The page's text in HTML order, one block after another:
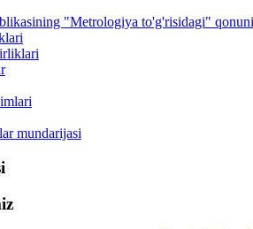
"Metrologiya to'g'risidagi" qonuni
mundarijasi